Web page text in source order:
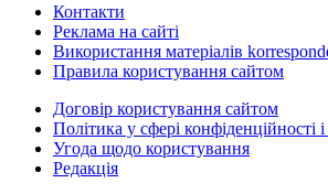
Контакти
Реклама на сайті
Використання матеріалів
Правила користування сайтом
Договір користування сайтом
Політика у сфері конфіденційності
Угода щодо користування
Редакція